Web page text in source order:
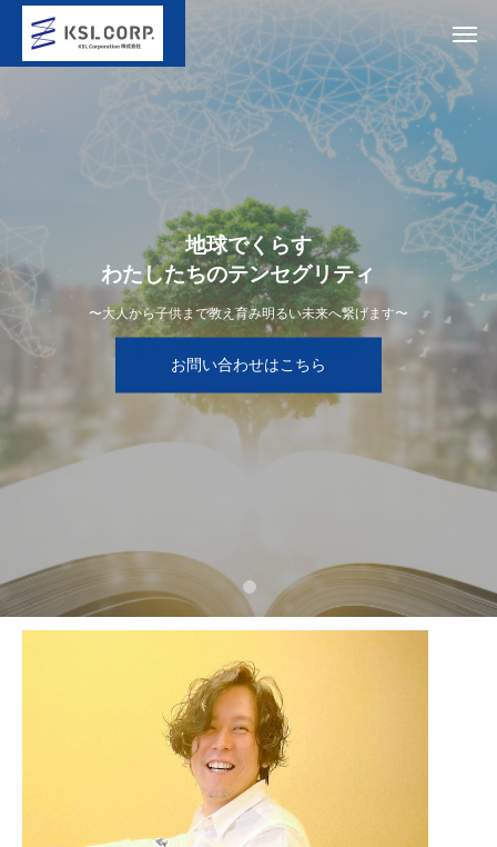
地球でくらす
わたしたちのテンセグリティ
〜大人から子供まで教え育み明るい未来へ繋げます〜
お問い合わせはこちら